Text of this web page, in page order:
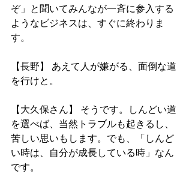
ぞ」と聞いてみんなが一斉に参入する
ようなビジネスは、すぐに終わりま
す。
【長野】 あえて人が嫌がる、面倒な道
を行けと。
【大久保さん】 そうです。しんどい道
を選べば、当然トラブルも起きるし、
苦しい思いもします。でも、「しんど
い時は、自分が成長している時」なん
です。